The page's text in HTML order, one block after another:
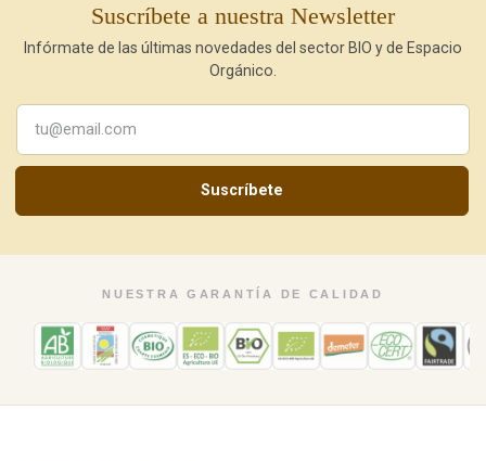
Suscríbete a nuestra Newsletter
Infórmate de las últimas novedades del sector BIO y de Espacio
Orgánico.
Suscríbete
NUESTRA GARANTÍA DE CALIDAD